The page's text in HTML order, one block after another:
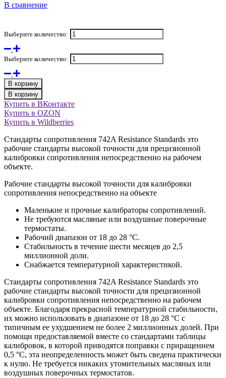
В сравнение
Выберите количество:
Выберите количество:
В корзину
В корзину
Купить в ВКонтакте
Купить в OZON
Купить в Wildberries
Стандарты сопротивления 742A Resistance Standards это
рабочие стандарты высокой точности для прецизионной
калибровки сопротивления непосредственно на рабочем
объекте.
Рабочие стандарты высокой точности для калибровки
сопротивления непосредственно на объекте
Маленькие и прочные калибраторы сопротивлений.
Не требуются масляные или воздушные поверочные
термостаты.
Рабочий диапазон от 18 до 28 °C.
Стабильность в течение шести месяцев до 2,5
миллионной доли.
Снабжается температурной характеристикой.
Стандарты сопротивления 742A Resistance Standards это
рабочие стандарты высокой точности для прецизионной
калибровки сопротивления непосредственно на рабочем
объекте. Благодаря прекрасной температурной стабильности,
их можно использовать в диапазоне от 18 до 28 °C с
типичным ее ухудшением не более 2 миллионных долей. При
помощи предоставляемой вместе со стандартами таблицы
калибровок, в которой приводятся поправки с приращением
0,5 °C, эта неопределенность может быть сведена практически
к нулю. Не требуется никаких утомительных масляных или
воздушных поверочных термостатов.